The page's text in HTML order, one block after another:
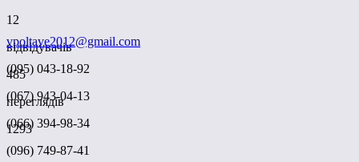
12
відвідувачів
485
переглядів
1293
vpoltave2012@gmail.com
(095) 043-18-92
(067) 943-04-13
(066) 394-98-34
(096) 749-87-41